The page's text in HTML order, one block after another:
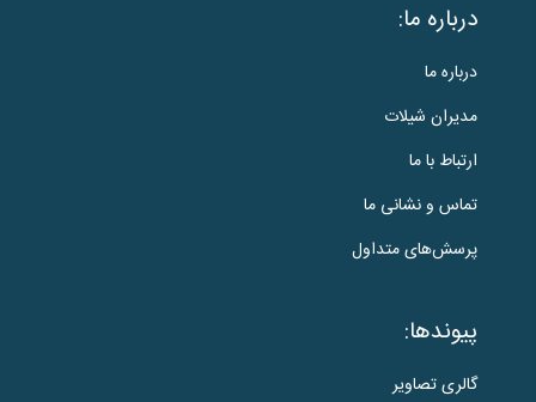
درباره ما:
درباره ما
مدیران شیلات
ارتباط با ما
تماس و نشانی ما
پرسش‌های متداول
پیوندها:
گالری تصاویر